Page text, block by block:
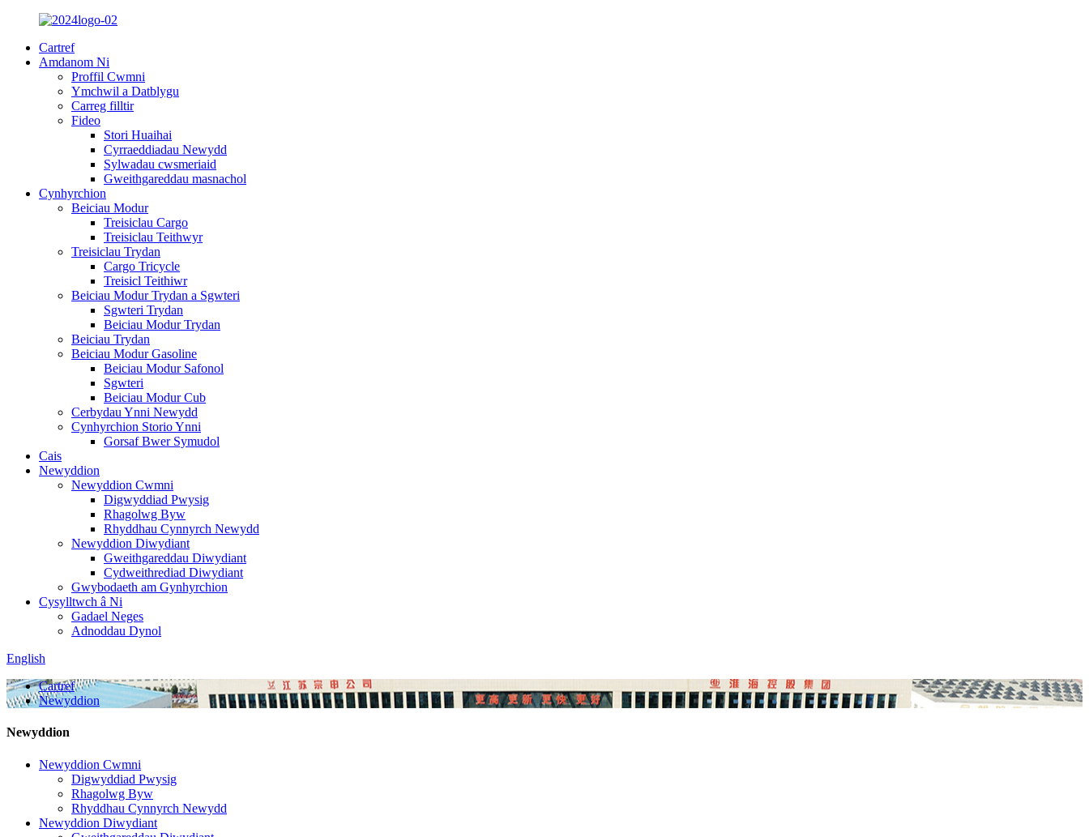
Cartref
Amdanom Ni
Proffil Cwmni
Ymchwil a Datblygu
Carreg filltir
Fideo
Stori Huaihai
Cyrraeddiadau Newydd
Sylwadau cwsmeriaid
Gweithgareddau masnachol
Cynhyrchion
Beiciau Modur
Treisiclau Cargo
Treisiclau Teithwyr
Treisiclau Trydan
Cargo Tricycle
Treisicl Teithiwr
Beiciau Modur Trydan a Sgwteri
Sgwteri Trydan
Beiciau Modur Trydan
Beiciau Trydan
Beiciau Modur Gasoline
Beiciau Modur Safonol
Sgwteri
Beiciau Modur Cub
Cerbydau Ynni Newydd
Cynhyrchion Storio Ynni
Gorsaf Bwer Symudol
Cais
Newyddion
Newyddion Cwmni
Digwyddiad Pwysig
Rhagolwg Byw
Rhyddhau Cynnyrch Newydd
Newyddion Diwydiant
Gweithgareddau Diwydiant
Cydweithrediad Diwydiant
Gwybodaeth am Gynhyrchion
Cysylltwch â Ni
Gadael Neges
Adnoddau Dynol
English
Cartref
Newyddion
Newyddion
Newyddion Cwmni
Digwyddiad Pwysig
Rhagolwg Byw
Rhyddhau Cynnyrch Newydd
Newyddion Diwydiant